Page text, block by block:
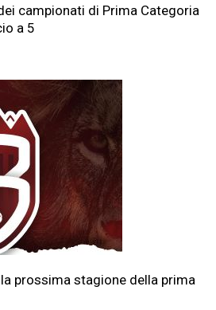
campionati di Prima Categoria
a 5
prossima stagione della prima